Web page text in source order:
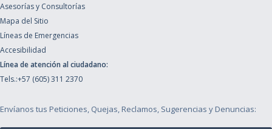
Asesorías y Consultorías
Mapa del Sitio
Líneas de Emergencias
Accesibilidad
Línea de atención al ciudadano:
Tels.:+57 (605) 311 2370
Envíanos tus Peticiones, Quejas, Reclamos, Sugerencias y Denuncias: